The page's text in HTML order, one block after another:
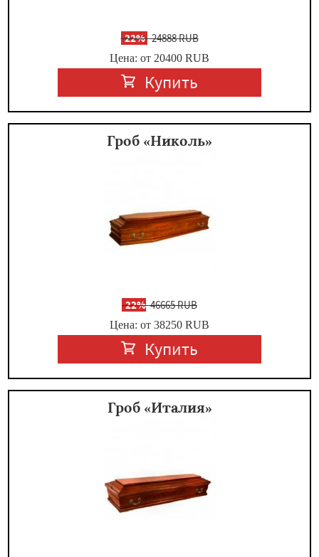
-22%24888 RUB
Цена: от 20400 RUB
Купить
Гроб «Николь»
-22%46665 RUB
Цена: от 38250 RUB
Купить
Гроб «Италия»